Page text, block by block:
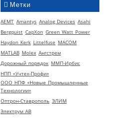
Метки
AEMT Amantys Analog Devices Asahi
Bergquist CapXon Green Watt Power
Haydon Kerk Littelfuse MACOM
MATLAB Molex Ангстрем
Дорожный порядок ММП-Ирбис
НПП «Учтех-Профи»
ООО НПФ «Новые Промышленные
Технологии»
Оптрон-Ставрополь ЭЛИМ
Электрум АВ